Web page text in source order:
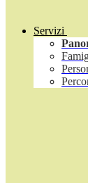
Servizi